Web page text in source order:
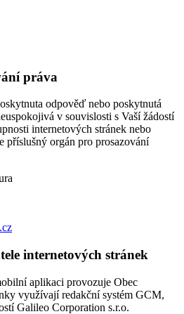
práva
odpověď nebo poskytnutá
v souvislosti s Vaší žádostí
internetových stránek nebo
příslušný orgán pro prosazování
internetových stránek
aplikaci provozuje Obec
využívají redakční systém GCM,
Galileo Corporation s.r.o.